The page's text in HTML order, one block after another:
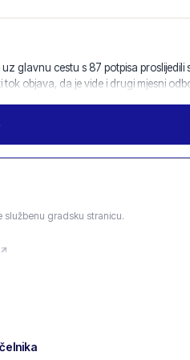
glavnu cestu s 87 potpisa
objava, da je vide i drugi mjesni
godinu 2026./27. je završen,
roditelje budućih prvašića: 25. lipnja u
vijećnica). Na stolu:
službenu gradsku stranicu.